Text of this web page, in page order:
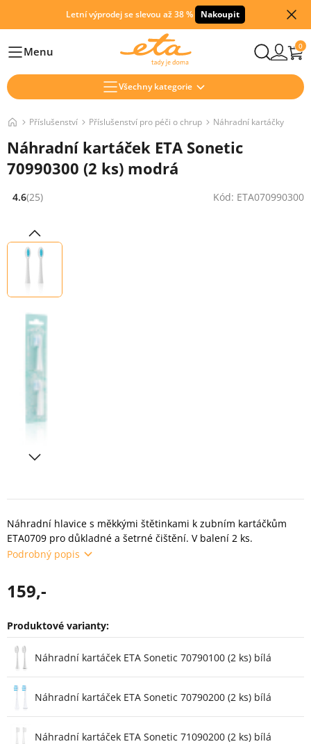
Letní výprodej se slevou až 38 % Nakoupit
HlavníMenu 0
Všechny kategorie
Příslušenství Příslušenství pro péči o chrup Náhradní kartáčky
Náhradní kartáček ETA Sonetic
70990300 (2 ks) modrá
Hodnocení: 4.6 z 5 (25 recenzí)
4.6(25) Kód: ETA070990300
Náhradní hlavice s měkkými štětinkami k zubním kartáčkům
ETA0709 pro důkladné a šetrné čištění. V balení 2 ks.
Podrobný popis
159,-
Produktové varianty:
Varianty
Náhradní kartáček ETA Sonetic 70790100 (2 ks) bílá
Náhradní kartáček ETA Sonetic 70790200 (2 ks) bílá
Náhradní kartáček ETA Sonetic 71090200 (2 ks) bílá